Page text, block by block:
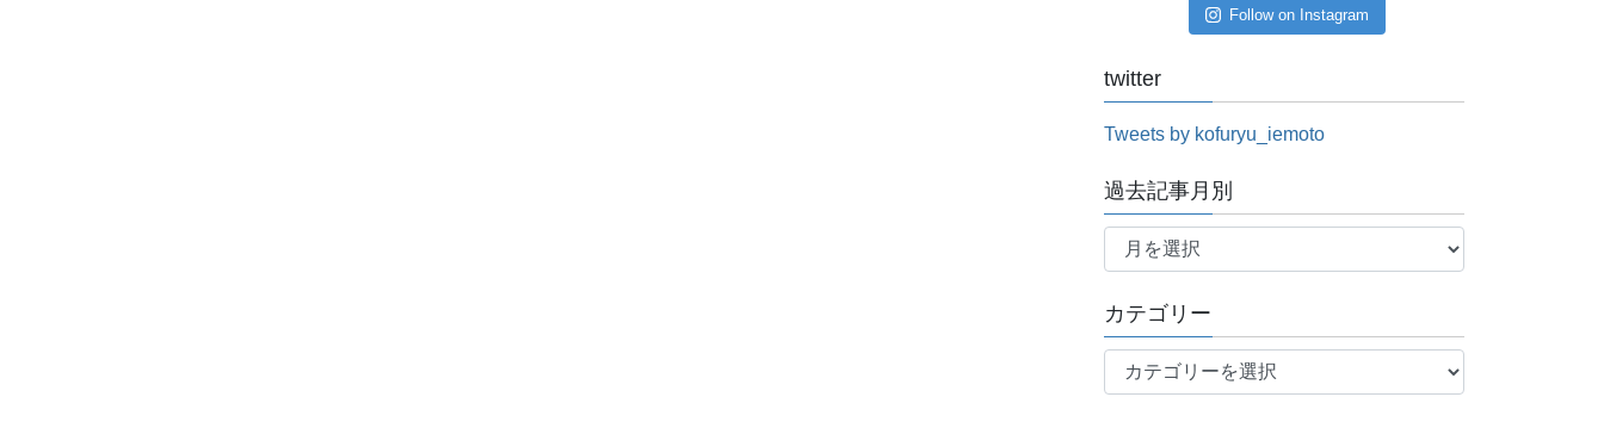
Follow on Instagram
twitter
Tweets by kofuryu_iemoto
過去記事月別
過
事
月
カテゴリー
テ